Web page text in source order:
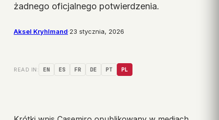
żadnego oficjalnego potwierdzenia.
Aksel Kryhlmand·23 stycznia, 2026
READ IN: EN ES FR DE PT PL